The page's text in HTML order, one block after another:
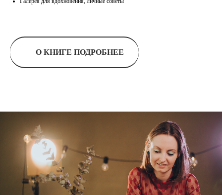
О КНИГЕ ПОДРОБНЕЕ